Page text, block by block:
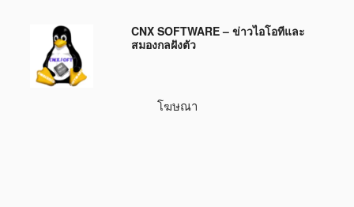
บทความ
CNX SOFTWARE – ข่าวไอโอทีและ
สมองกลฝังตัว
โฆษณา